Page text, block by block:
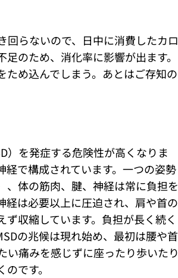
回らないので、日中に消費したカロ
のため、消化率に影響が出ます。
め込んでしまう。あとはご存知の
）を発症する危険性が高くなりま
で構成されています。一つの姿勢
、体の筋肉、腱、神経は常に負担を
経は必要以上に圧迫され、肩や首の
収縮しています。負担が長く続く
の兆候は現れ始め、最初は腰や首
い痛みを感じずに座ったり歩いたり
です。